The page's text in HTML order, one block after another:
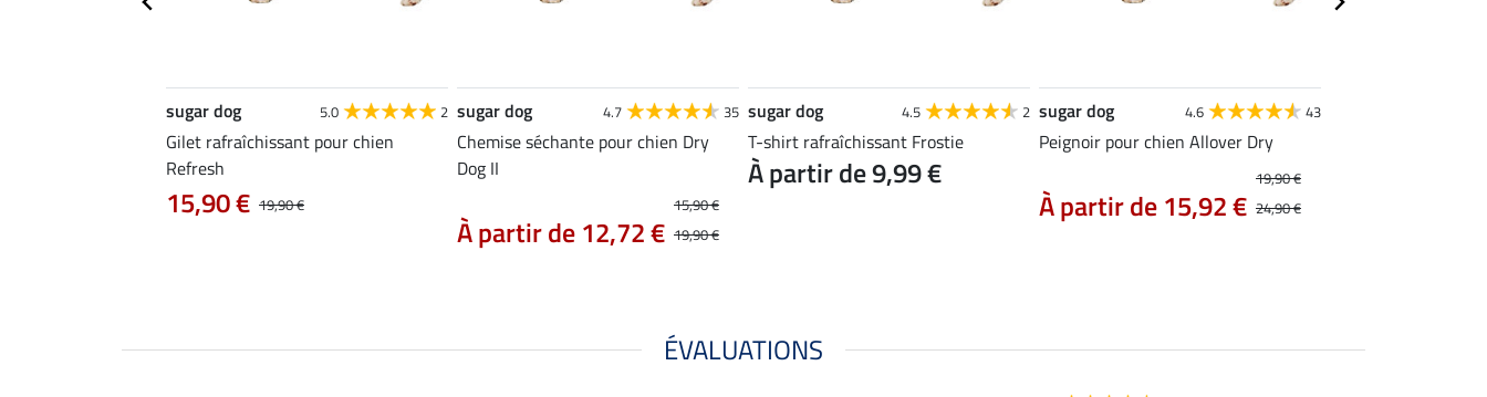
sugar dog 5.0 2
Gilet rafraîchissant pour chien
Refresh
19,90 €
15,90 €
sugar dog 4.7 35
Chemise séchante pour chien Dry
Dog II
15,90 €
19,90 €
À partir de 12,72 €
sugar dog 4.5 2
T-shirt rafraîchissant Frostie
À partir de 9,99 €
sugar dog 4.6 43
Peignoir pour chien Allover Dry
19,90 €
24,90 €
À partir de 15,92 €
ÉVALUATIONS